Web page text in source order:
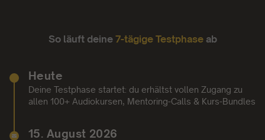
So läuft deine 7-tägige Testphaseab
Heute
Deine Testphase startet: du erhältst vollen Zugang zu
allen 100+ Audiokursen, Mentoring-Calls & Kurs-Bundles
15. August 2026